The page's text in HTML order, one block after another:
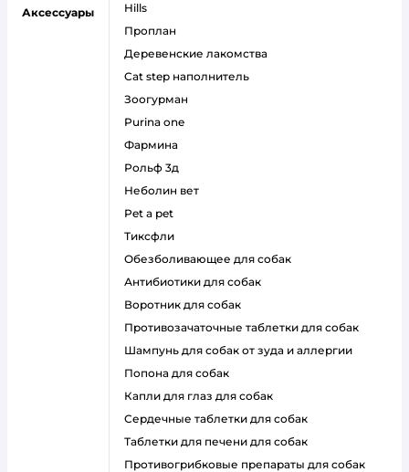
Аксессуары
hills
проплан
деревенские лакомства
cat step наполнитель
зоогурман
purina one
фармина
рольф 3д
неболин вет
pet a pet
тиксфли
обезболивающее для собак
антибиотики для собак
воротник для собак
противозачаточные таблетки для собак
шампунь для собак от зуда и аллергии
попона для собак
капли для глаз для собак
сердечные таблетки для собак
таблетки для печени для собак
противогрибковые препараты для собак